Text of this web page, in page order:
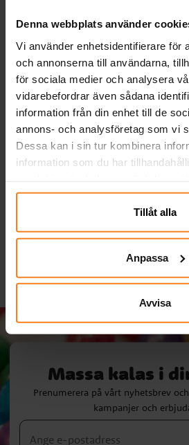
Denna webbplats använder
Vi använder enhetsidentifierare för
och annonserna till användarna,
för sociala medier och analysera
vidarebefordrar även sådana
information från din enhet till de
annons- och analysföretag som vi
Dessa kan i sin tur kombinera
information som du har
närsomhelst ändra ditt samtycke.
Tillåt alla
Anpassa
Avvisa
Disney Bilar
effekt
KÖP
Massa kalas i
Prenumerera på vårt nyhetsbrev
kampanjer och